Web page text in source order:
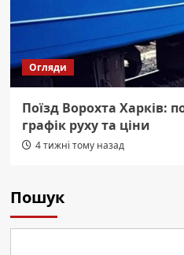
Огляди
Поїзд Ворохта Харків:
графік руху та ціни
4 тижні тому назад
Пошук